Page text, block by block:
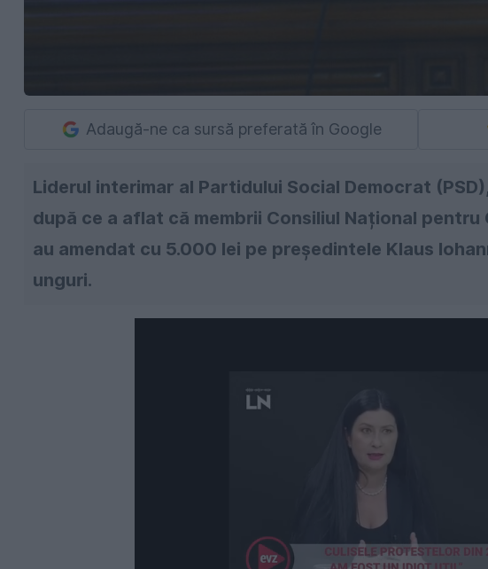
Adaugă-ne ca sursă preferată în Google
Liderul interimar al Partidului Social Democrat
după ce a aflat că membrii Consiliul Național pentru
au amendat cu 5.000 lei pe preşedintele Klaus
unguri.